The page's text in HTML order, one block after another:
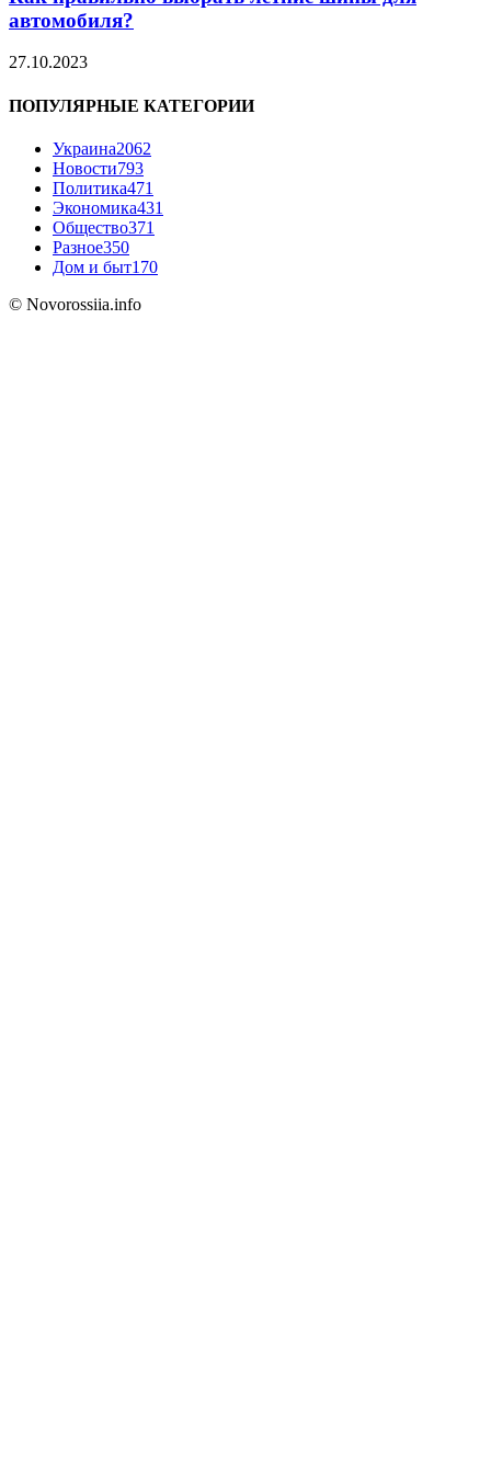
автомобиля?
27.10.2023
ПОПУЛЯРНЫЕ КАТЕГОРИИ
Украина2062
Новости793
Политика471
Экономика431
Общество371
Разное350
Дом и быт170
© Novorossiia.info